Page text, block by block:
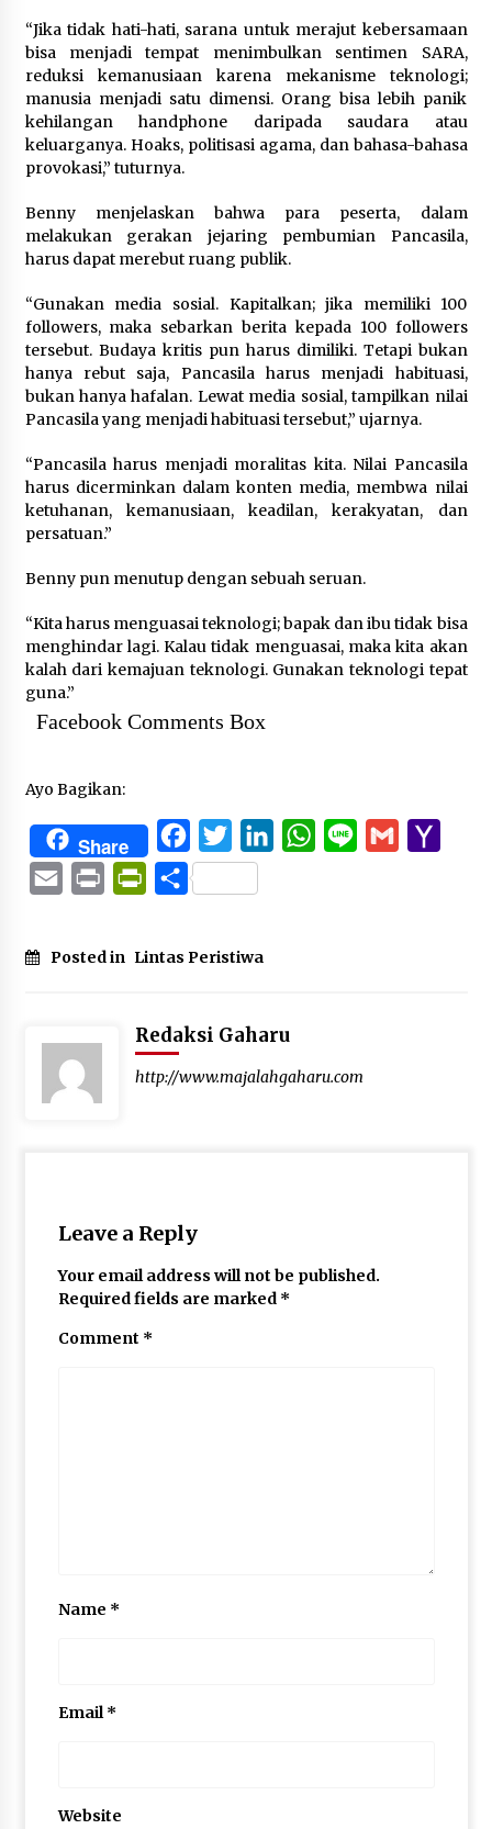
“Jika tidak hati-hati, sarana untuk merajut kebersamaan
bisa menjadi tempat menimbulkan sentimen SARA,
reduksi kemanusiaan karena mekanisme teknologi;
manusia menjadi satu dimensi. Orang bisa lebih panik
kehilangan handphone daripada saudara atau
keluarganya. Hoaks, politisasi agama, dan bahasa-bahasa
provokasi,” tuturnya.
Benny menjelaskan bahwa para peserta, dalam
melakukan gerakan jejaring pembumian Pancasila,
harus dapat merebut ruang publik.
“Gunakan media sosial. Kapitalkan; jika memiliki 100
followers, maka sebarkan berita kepada 100 followers
tersebut. Budaya kritis pun harus dimiliki. Tetapi bukan
hanya rebut saja, Pancasila harus menjadi habituasi,
bukan hanya hafalan. Lewat media sosial, tampilkan nilai
Pancasila yang menjadi habituasi tersebut,” ujarnya.
“Pancasila harus menjadi moralitas kita. Nilai Pancasila
harus dicerminkan dalam konten media, membwa nilai
ketuhanan, kemanusiaan, keadilan, kerakyatan, dan
persatuan.”
Benny pun menutup dengan sebuah seruan.
“Kita harus menguasai teknologi; bapak dan ibu tidak bisa
menghindar lagi. Kalau tidak menguasai, maka kita akan
kalah dari kemajuan teknologi. Gunakan teknologi tepat
guna.”
Facebook Comments Box
Ayo Bagikan:
Share FacebookTwitterLinkedInWhatsApp
Line Gmail
Email Print PrintFriendly
Share
Posted in Lintas Peristiwa
Redaksi Gaharu
http://www.majalahgaharu.com
Leave a Reply
Your email address will not be published.
Required fields are marked *
Comment *
Name *
Email*
Website